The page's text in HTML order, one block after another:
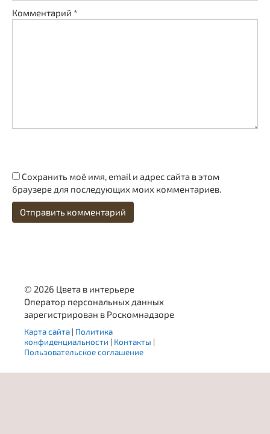
Комментарий *
Сохранить моё имя, email и адрес сайта в этом
браузере для последующих моих комментариев.
© 2026 Цвета в интерьере
Оператор персональных данных
зарегистрирован в Роскомнадзоре
Карта сайта | Политика
конфиденциальности | Контакты |
Пользовательское соглашение